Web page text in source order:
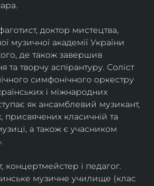
доктор мистецтва,
музичної академії України
де також завершив
та творчу аспірантуру. Соліст
симфонічного оркестру
і міжнародних
як ансамблевий музикант,
присвячених класичній та
а також є учасником
концертмейстер і педагог.
музичне училище (клас